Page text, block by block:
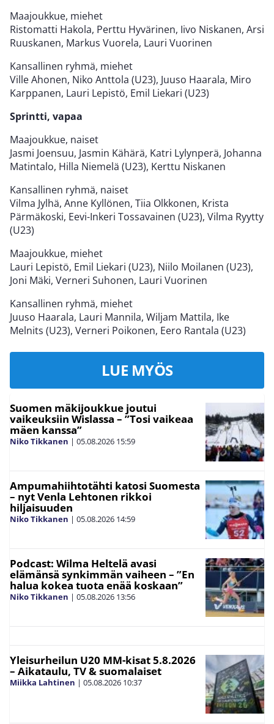
Maajoukkue, miehet
Ristomatti Hakola, Perttu Hyvärinen, Iivo Niskanen, Arsi
Ruuskanen, Markus Vuorela, Lauri Vuorinen
Kansallinen ryhmä, miehet
Ville Ahonen, Niko Anttola (U23), Juuso Haarala, Miro
Karppanen, Lauri Lepistö, Emil Liekari (U23)
Sprintti, vapaa
Maajoukkue, naiset
Jasmi Joensuu, Jasmin Kähärä, Katri Lylynperä, Johanna
Matintalo, Hilla Niemelä (U23), Kerttu Niskanen
Kansallinen ryhmä, naiset
Vilma Jylhä, Anne Kyllönen, Tiia Olkkonen, Krista
Pärmäkoski, Eevi-Inkeri Tossavainen (U23), Vilma Ryytty
(U23)
Maajoukkue, miehet
Lauri Lepistö, Emil Liekari (U23), Niilo Moilanen (U23),
Joni Mäki, Verneri Suhonen, Lauri Vuorinen
Kansallinen ryhmä, miehet
Juuso Haarala, Lauri Mannila, Wiljam Mattila, Ike
Melnits (U23), Verneri Poikonen, Eero Rantala (U23)
LUE MYÖS
Suomen mäkijoukkue joutui
vaikeuksiin Wislassa – ”Tosi vaikeaa
mäen kanssa”
Niko Tikkanen | 05.08.2026 15:59
Ampumahiihtotähti katosi Suomesta
– nyt Venla Lehtonen rikkoi
hiljaisuuden
Niko Tikkanen | 05.08.2026 14:59
Podcast: Wilma Heltelä avasi
elämänsä synkimmän vaiheen – ”En
halua kokea tuota enää koskaan”
Niko Tikkanen | 05.08.2026 13:56
Yleisurheilun U20 MM-kisat 5.8.2026
– Aikataulu, TV & suomalaiset
Miikka Lahtinen | 05.08.2026 10:37